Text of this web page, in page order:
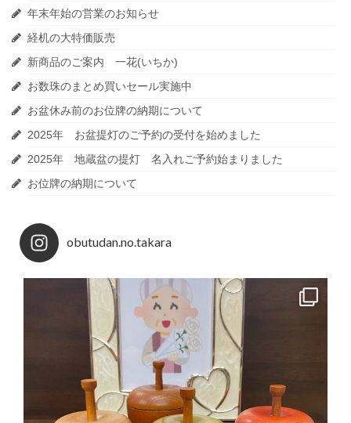
年末年始の営業のお知らせ
経机の大特価販売
新商品のご案内 一花(いちか)
お数珠のまとめ買いセール実施中
お盆休み前のお位牌の納期について
2025年 お盆提灯のご予約の受付を始めました
2025年 地蔵盆の提灯 名入れご予約始まりました
お位牌の納期について
obutudan.no.takara